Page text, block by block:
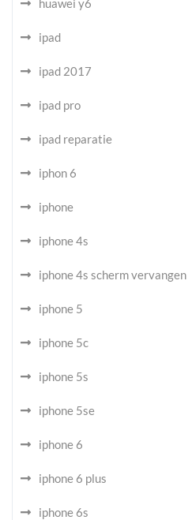
huawei y6
ipad
ipad 2017
ipad pro
ipad reparatie
iphon 6
iphone
iphone 4s
iphone 4s scherm vervangen
iphone 5
iphone 5c
iphone 5s
iphone 5se
iphone 6
iphone 6 plus
iphone 6s